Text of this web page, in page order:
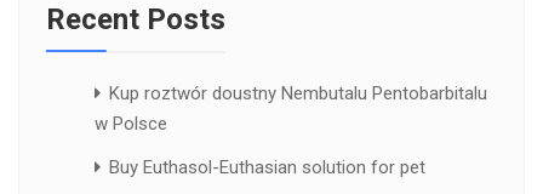
Recent Posts
Kup roztwór doustny Nembutalu Pentobarbitalu
w Polsce
Buy Euthasol-Euthasian solution for pet